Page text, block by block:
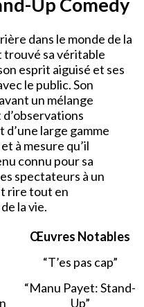
dans le monde de la
trouvé sa véritable
esprit aiguisé et ses
le public. Son
un mélange
large gamme
à mesure qu’il
connu pour sa
spectateurs à un
rire tout en
la vie.
Œuvres Notables
“T’es pas cap”
“Manu Payet: Stand-
Up”